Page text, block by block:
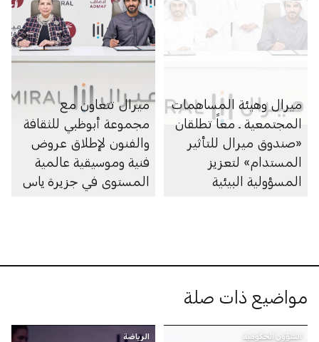
ميرال وهيئة المساهمات
المجتمعية ـ معاً تطلقان
«صندوق ميرال للتأثير
المستدام» لتعزيز
المسؤولية البيئية
ميرال تتعاون مع
مجموعة أبوظبي للثقافة
والفنون لإطلاق عروض
فنية وموسيقية عالمية
المستوى في جزيرة ياس
مواضيع ذات صلة
الشؤون الحكومية الرياضة